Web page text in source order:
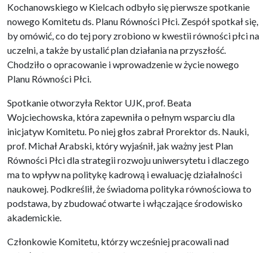
Kochanowskiego w Kielcach odbyło się pierwsze spotkanie
nowego Komitetu ds. Planu Równości Płci. Zespół spotkał się,
by omówić, co do tej pory zrobiono w kwestii równości płci na
uczelni, a także by ustalić plan działania na przyszłość.
Chodziło o opracowanie i wprowadzenie w życie nowego
Planu Równości Płci.
Spotkanie otworzyła Rektor UJK, prof. Beata
Wojciechowska, która zapewniła o pełnym wsparciu dla
inicjatyw Komitetu. Po niej głos zabrał Prorektor ds. Nauki,
prof. Michał Arabski, który wyjaśnił, jak ważny jest Plan
Równości Płci dla strategii rozwoju uniwersytetu i dlaczego
ma to wpływ na politykę kadrową i ewaluację działalności
naukowej. Podkreślił, że świadoma polityka równościowa to
podstawa, by zbudować otwarte i włączające środowisko
akademickie.
Członkowie Komitetu, którzy wcześniej pracowali nad